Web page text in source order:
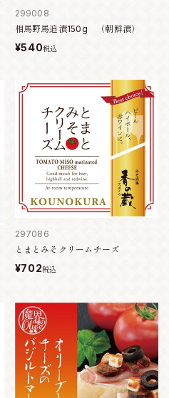
299008
相馬野馬追漬150g （朝鮮漬）
¥540税込
297086
とまとみそクリームチーズ
¥702税込